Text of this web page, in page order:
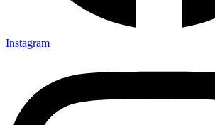
Instagram